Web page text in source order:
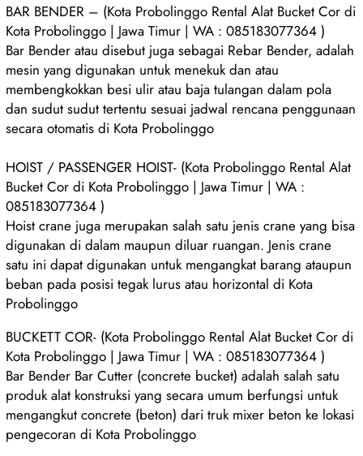
BAR BENDER – (Kota Probolinggo Rental Alat Bucket Cor di
Kota Probolinggo | Jawa Timur | WA : 085183077364 )
Bar Bender atau disebut juga sebagai Rebar Bender, adalah
mesin yang digunakan untuk menekuk dan atau
membengkokkan besi ulir atau baja tulangan dalam pola
dan sudut sudut tertentu sesuai jadwal rencana penggunaan
secara otomatis di Kota Probolinggo
HOIST / PASSENGER HOIST- (Kota Probolinggo Rental Alat
Bucket Cor di Kota Probolinggo | Jawa Timur | WA :
085183077364 )
Hoist crane juga merupakan salah satu jenis crane yang bisa
digunakan di dalam maupun diluar ruangan. Jenis crane
satu ini dapat digunakan untuk mengangkat barang ataupun
beban pada posisi tegak lurus atau horizontal di Kota
Probolinggo
BUCKETT COR- (Kota Probolinggo Rental Alat Bucket Cor di
Kota Probolinggo | Jawa Timur | WA : 085183077364 )
Bar Bender Bar Cutter (concrete bucket) adalah salah satu
produk alat konstruksi yang secara umum berfungsi untuk
mengangkut concrete (beton) dari truk mixer beton ke lokasi
pengecoran di Kota Probolinggo